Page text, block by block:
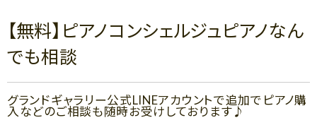
【無料】ピアノコンシェルジュピアノなん
でも相談
グランドギャラリー公式LINEアカウントで追加でピアノ購
入などのご相談も随時お受けしております♪